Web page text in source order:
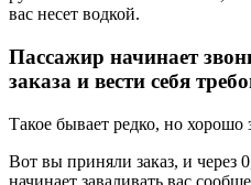
вас несет водкой.
Пассажир начинает
заказа и вести себя
Такое бывает редко, но хорошо
Вот вы приняли заказ, и через
начинает заваливать вас